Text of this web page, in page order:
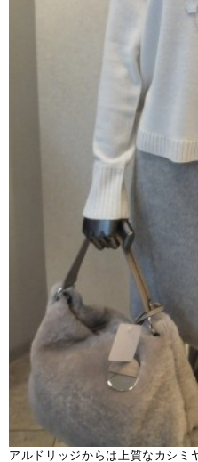
アルドリッジからは上質なカシミ